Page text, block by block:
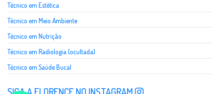
Técnico em Estética
Técnico em Meio Ambiente
Técnico em Nutrição
Técnico em Radiologia (ocultada)
Técnico em Saúde Bucal